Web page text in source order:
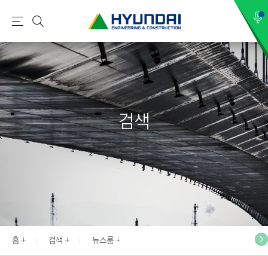
현
건
설
(
H
Y
U
N
E
N
메
뉴
검
색
검색
홈 검색 뉴스룸